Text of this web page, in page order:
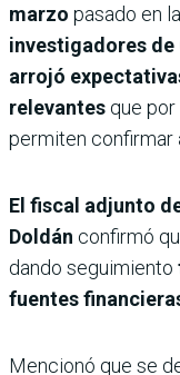
marzo pasado en la
investigadores de
arrojó
relevantes que por
permiten confirmar
El fiscal adjunto
Doldán confirmó
dando seguimiento
fuentes
Mencionó que se